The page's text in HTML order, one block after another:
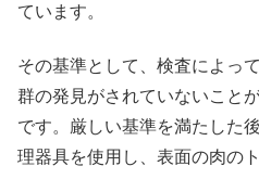
ています。
その基準として、検査によっ
群の発見がされていないこと
です。厳しい基準を満たした
理器具を使用し、表面の肉の